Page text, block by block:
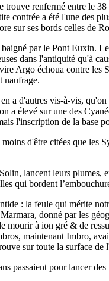
renfermé entre le
a été l'une des
sur ses bords celles de
par le Pont Euxin.
dans l'antiquité qu'à
Argo échoua contre
naufrage.
a d'autres vis-à-vis,
a élevé sur une des
l'inscription de la base
d'être citées que les
lancent leurs
qui bordent
: la feule qui mérite
donné par les
mourir à ion gré & de
maintenant Imbro,
sur toute la surface de
passaient pour lancer